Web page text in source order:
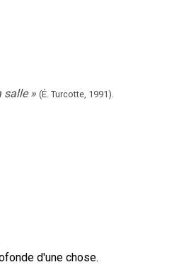
salle » (É. Turcotte, 1991).
d'une chose.